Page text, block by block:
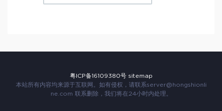
粤ICP备16109380号 sitemap
本站所有内容均来源于互联网。如有侵权，请联系server@hongshionli
ne.com 联系删除，我们将在24小时内处理。